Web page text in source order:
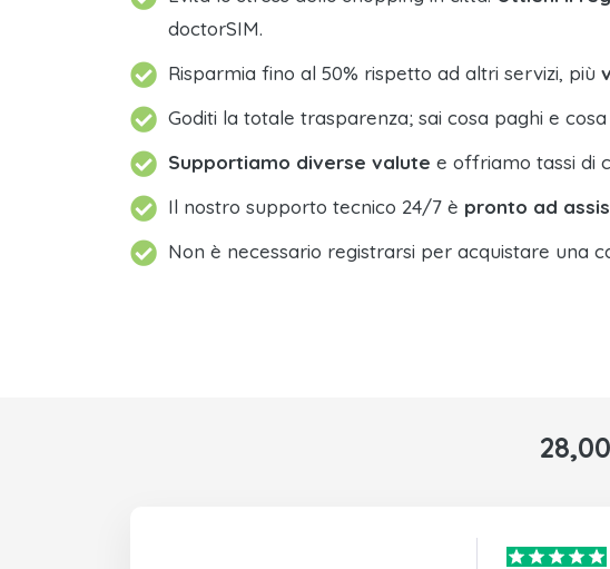
doctorSIM.
Risparmia fino al 50% rispetto ad altri servizi, più
Goditi la totale trasparenza; sai cosa paghi e cosa
Supportiamo diverse valute e offriamo tassi di
Il nostro supporto tecnico 24/7 è pronto ad
Non è necessario registrarsi per acquistare una